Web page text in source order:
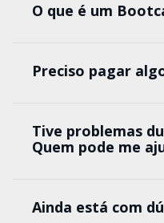
O que é um
Preciso pagar
Tive problemas
Quem pode me
Ainda está com